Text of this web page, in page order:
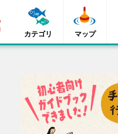
カテゴリ マップ